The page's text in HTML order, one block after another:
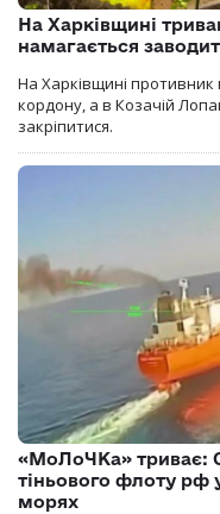
На Харківщині
намагається
На Харківщині противник
кордону, а в Козачій
закріпитися.
«МоЛоЧКа» триває:
тіньового флоту рф
морях